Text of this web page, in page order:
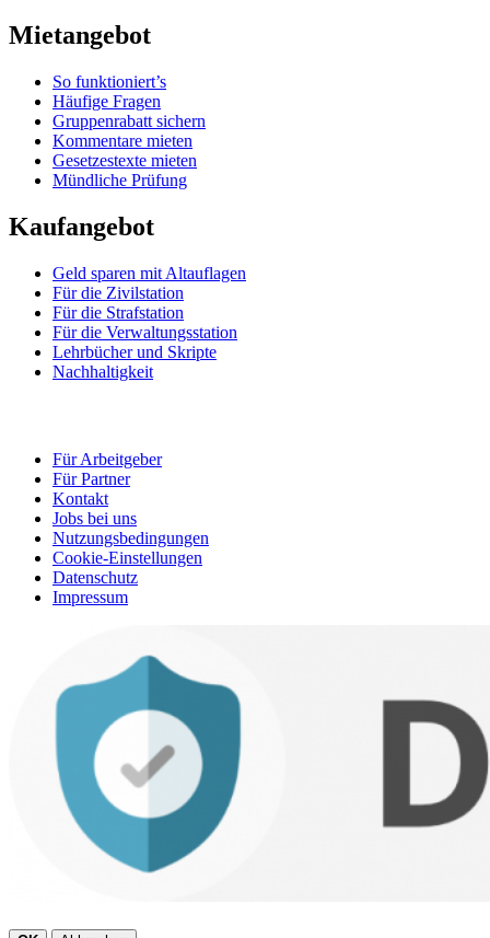
Mietangebot
So funktioniert’s
Häufige Fragen
Gruppenrabatt sichern
Kommentare mieten
Gesetzestexte mieten
Mündliche Prüfung
Kaufangebot
Geld sparen mit Altauflagen
Für die Zivilstation
Für die Strafstation
Für die Verwaltungsstation
Lehrbücher und Skripte
Nachhaltigkeit
Für Arbeitgeber
Für Partner
Kontakt
Jobs bei uns
Nutzungsbedingungen
Cookie-Einstellungen
Datenschutz
Impressum